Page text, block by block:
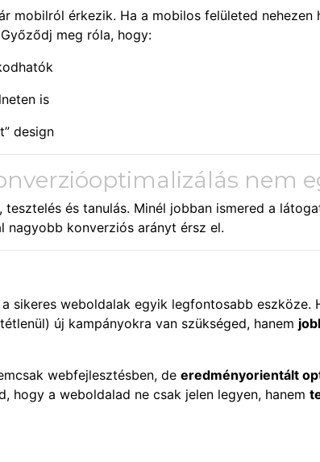
mobilról érkezik. Ha a mobilos felületed nehezen
meg róla, hogy:
is
design
nem
tesztelés és tanulás. Minél jobban ismered a
nagyobb konverziós arányt érsz el.
sikeres weboldalak egyik legfontosabb eszköze.
új kampányokra van szükséged, hanem
webfejlesztésben, de eredményorientált
hogy a weboldalad ne csak jelen legyen, hanem